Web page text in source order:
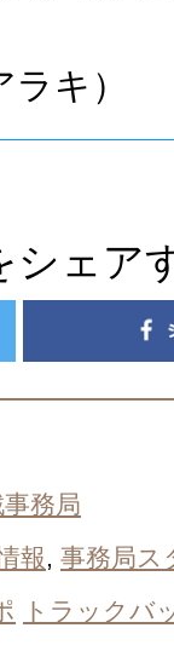
キ）
シェア
務局
報, 事務局ス
トラックバ